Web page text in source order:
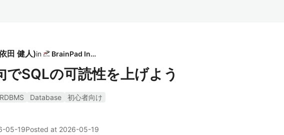
田 健人)in BrainPad Inc.
でSQLの可読性を上げよう
RDBMS Database
初心者向け
05-19Posted at 2026-05-19